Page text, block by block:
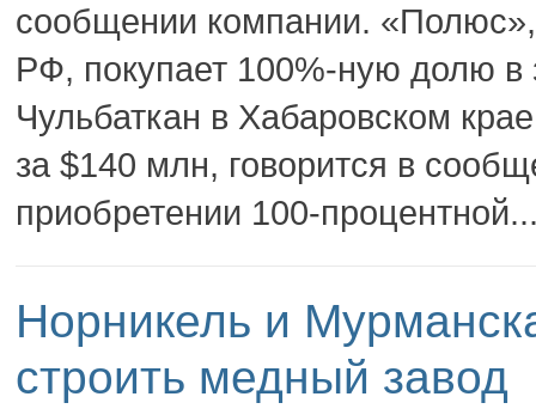
сообщении компании.
РФ, покупает 100%-ную долю в
Чульбаткан в Хабаровском
за $140 млн, говорится в
приобретении 100-
Норникель и
строить медный завод